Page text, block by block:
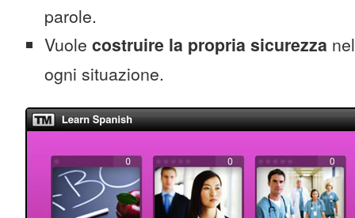
parole.
Vuole costruire la propria sicurezza
ogni situazione.